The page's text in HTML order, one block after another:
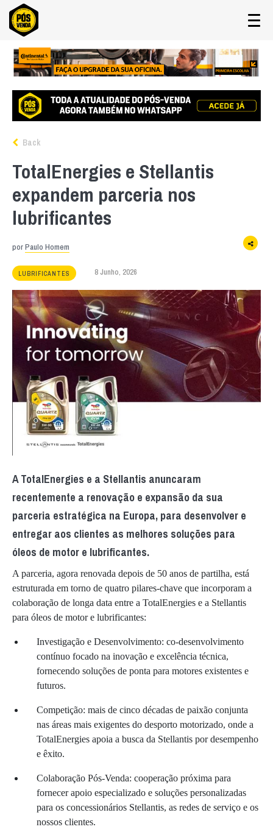
Back
TotalEnergies e Stellantis
expandem parceria nos
lubrificantes
porPaulo Homem
LUBRIFICANTES 8 Junho, 2026
A TotalEnergies e a Stellantis anuncaram
recentemente a renovação e expansão da sua
parceria estratégica na Europa, para desenvolver e
entregar aos clientes as melhores soluções para
óleos de motor e lubrificantes.
A parceria, agora renovada depois de 50 anos de partilha, está
estruturada em torno de quatro pilares-chave que incorporam a
colaboração de longa data entre a TotalEnergies e a Stellantis
para óleos de motor e lubrificantes:
Investigação e Desenvolvimento: co-desenvolvimento
contínuo focado na inovação e excelência técnica,
fornecendo soluções de ponta para motores existentes e
futuros.
Competição: mais de cinco décadas de paixão conjunta
nas áreas mais exigentes do desporto motorizado, onde a
TotalEnergies apoia a busca da Stellantis por desempenho
e êxito.
Colaboração Pós-Venda: cooperação próxima para
fornecer apoio especializado e soluções personalizadas
para os concessionários Stellantis, as redes de serviço e os
nossos clientes.